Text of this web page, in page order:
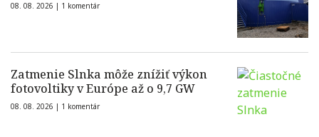
08. 08. 2026 | 1 komentár
Zatmenie Slnka môže znížiť výkon
fotovoltiky v Európe až o 9,7 GW
08. 08. 2026 | 1 komentár